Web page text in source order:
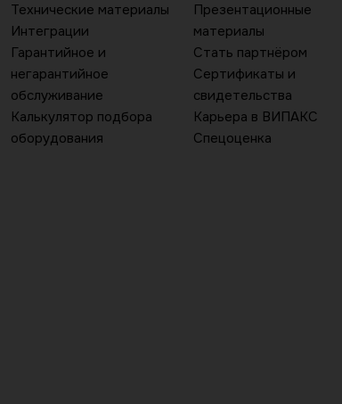
Технические материалы
Интеграции
Гарантийное и
негарантийное
обслуживание
Калькулятор подбора
оборудования
Презентационные
материалы
Стать партнёром
Сертификаты и
свидетельства
Карьера в ВИПАКС
Спецоценка